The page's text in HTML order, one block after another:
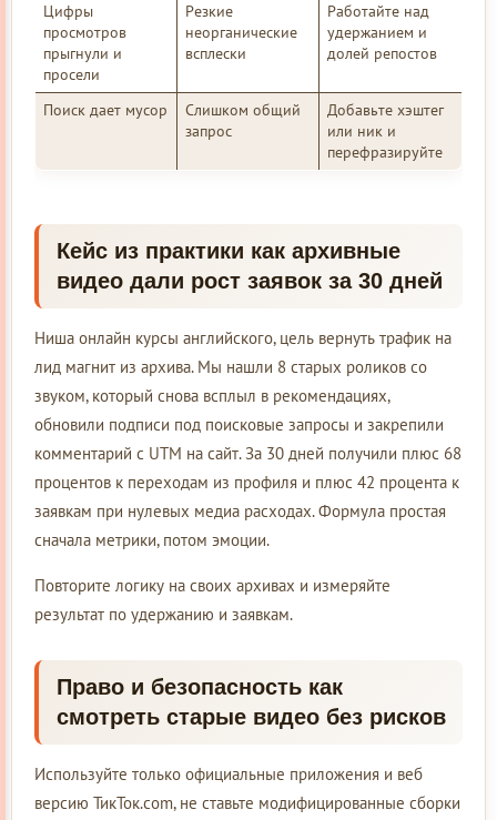
Цифры
просмотров
прыгнули и
просели
Резкие
неорганические
всплески
Работайте над
удержанием и
долей репостов
Поиск дает мусор
Слишком общий
запрос
Добавьте хэштег
или ник и
перефразируйте
Кейс из практики как архивные
видео дали рост заявок за 30 дней
Ниша онлайн курсы английского, цель вернуть трафик на
лид магнит из архива. Мы нашли 8 старых роликов со
звуком, который снова всплыл в рекомендациях,
обновили подписи под поисковые запросы и закрепили
комментарий с UTM на сайт. За 30 дней получили плюс 68
процентов к переходам из профиля и плюс 42 процента к
заявкам при нулевых медиа расходах. Формула простая
сначала метрики, потом эмоции.
Повторите логику на своих архивах и измеряйте
результат по удержанию и заявкам.
Право и безопасность как
смотреть старые видео без рисков
Используйте только официальные приложения и веб
версию ТикТок.com, не ставьте модифицированные сборки